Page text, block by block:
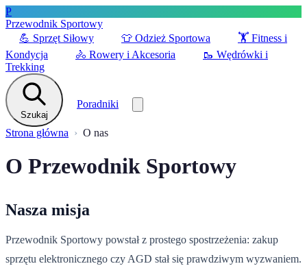
P
Przewodnik Sportowy
💪 Sprzęt Siłowy 👕 Odzież Sportowa 🏋️ Fitness i
Kondycja
🚴 Rowery i Akcesoria 🥾 Wędrówki i
Trekking
Szukaj
Poradniki
Strona główna O nas
O Przewodnik Sportowy
Nasza misja
Przewodnik Sportowy powstał z prostego spostrzeżenia: zakup
sprzętu elektronicznego czy AGD stał się prawdziwym wyzwaniem.